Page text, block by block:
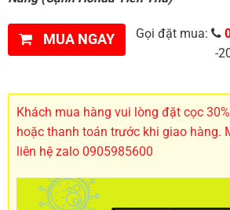
MUA NGAY Gọi đặt mua:
-
Khách mua hàng vui lòng đặt cọc
hoặc thanh toán trước khi giao hàng.
liên hệ zalo 0905985600